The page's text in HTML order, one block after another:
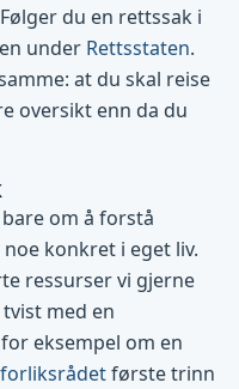
du en rettssak i
under Rettsstaten.
at du skal reise
oversikt enn da du
om å forstå
konkret i eget liv.
ressurser vi gjerne
med en
eksempel om en
forliksrådetførste trinn